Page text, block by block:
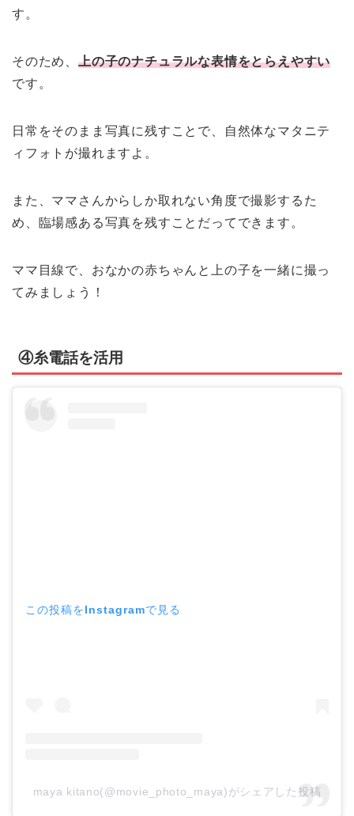
す。
そのため、 上の子のナチュラルな表情をとらえやすい
です。
日常をそのまま写真に残すことで、自然体なマタニテ
ィフォトが撮れますよ。
また、ママさんからしか取れない角度で撮影するた
め、臨場感ある写真を残すことだってできます。
ママ目線で、おなかの赤ちゃんと上の子を一緒に撮っ
てみましょう！
④糸電話を活用
この投稿をInstagramで見る
maya kitano(@movie_photo_maya)がシェアした投稿